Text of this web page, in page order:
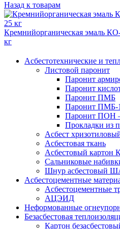
Назад к товарам
Кремнийорганическая эмаль
кг
Асбестотехнические и
Листовой паронит
Паронит
Паронит
Паронит ПМБ
Паронит ПМБ-1
Паронит ПОН
Прокладки из
Асбест
Асбестовая ткань
Асбестовый
Сальниковые
Шнур асбестовый
Асбестоцементные
Асбестоцементные
АЦЭИД
Неформованные
Безасбестовая
Картон